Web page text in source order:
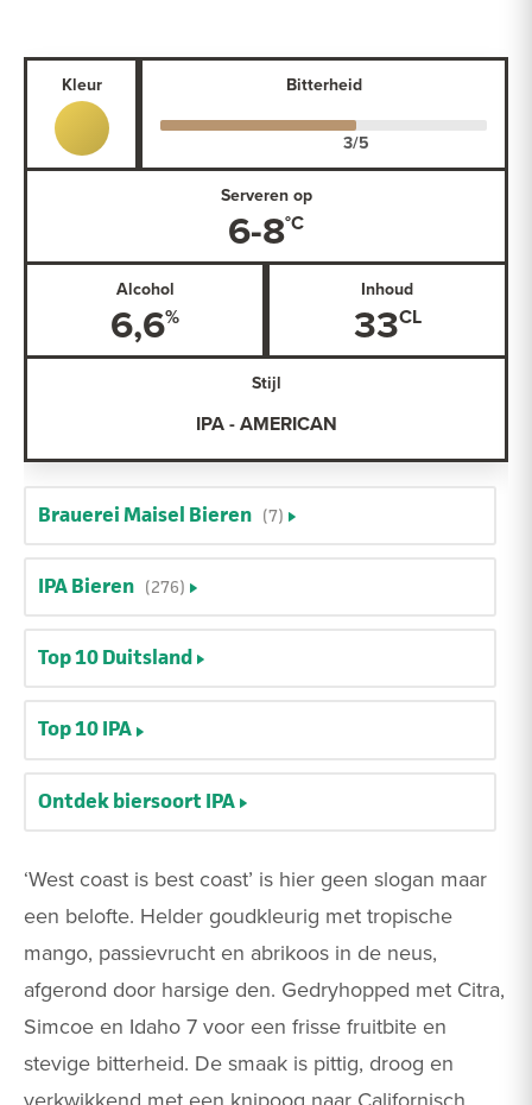
‘West coast is best coast’ is hier geen slogan maar
een belofte. Helder goudkleurig met tropische
mango, passievrucht en abrikoos in de neus,
afgerond door harsige den. Gedryhopped met Citra,
Simcoe en Idaho 7 voor een frisse fruitbite en
stevige bitterheid. De smaak is pittig, droog en
Kleur Bitterheid
Serveren op
6-8
Alcohol
6,6
Inhoud
33
Stijl
IPA - AMERICAN
Brauerei Maisel Bieren (7)
IPA Bieren (276)
Top 10 Duitsland
Top 10 IPA
Ontdek biersoort IPA